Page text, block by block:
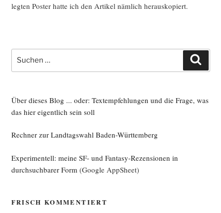
leg­ten Pos­ter hat­te ich den Arti­kel näm­lich herauskopiert.
Suche
nach:
Über dieses Blog ... oder: Textempfehlungen und die Frage, was
das hier eigentlich sein soll
Rechner zur Landtagswahl Baden-Württemberg
Experimentell: meine SF- und Fantasy-Rezensionen in
durchsuchbarer Form (Google AppSheet)
FRISCH KOMMENTIERT